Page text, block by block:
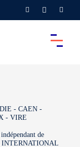
- CAEN -
- VIRE
de